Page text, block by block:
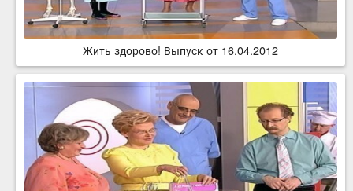
Жить здорово! Выпуск от 16.04.2012